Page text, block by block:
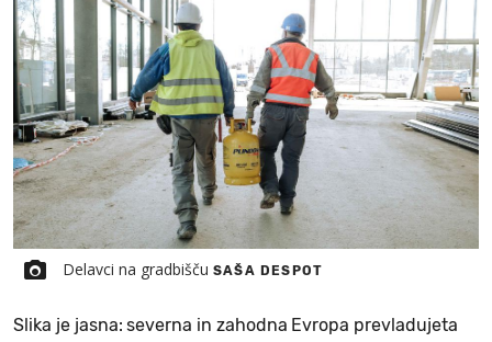
Delavci na gradbišču SAŠA DESPOT
Slika je jasna: severna in zahodna Evropa prevladujeta